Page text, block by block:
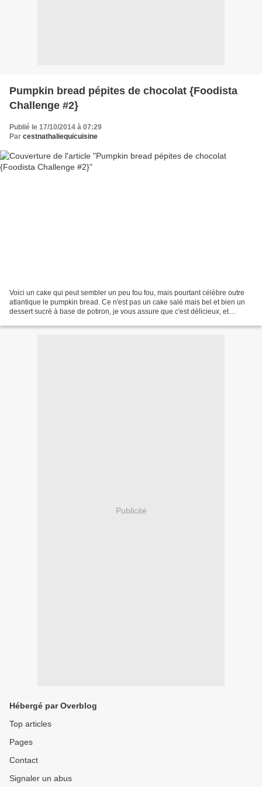
Pumpkin bread pépites de chocolat {Foodista
Challenge #2}
Publié le 17/10/2014 à 07:29
Par cestnathaliequicuisine
Voici un cake qui peut sembler un peu fou fou, mais pourtant célèbre outre
atlantique le pumpkin bread. Ce n'est pas un cake salé mais bel et bien un
dessert sucré à base de potiron, je vous assure que c'est délicieux, et
Publicité
Hébergé par Overblog
Top articles
Pages
Contact
Signaler un abus